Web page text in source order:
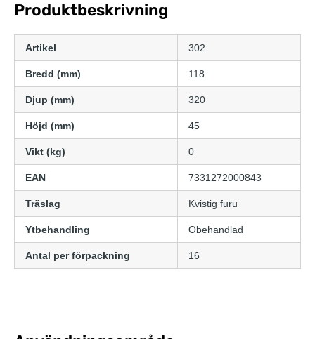
Produktbeskrivning
Artikel 302
Bredd (mm) 118
Djup (mm) 320
Höjd (mm) 45
Vikt (kg) 0
EAN 7331272000843
Träslag Kvistig furu
Ytbehandling Obehandlad
Antal per förpackning 16